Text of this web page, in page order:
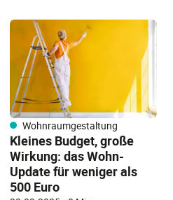
Wohnraumgestaltung
Kleines Budget, große
Wirkung: das Wohn-
Update für weniger als
500 Euro